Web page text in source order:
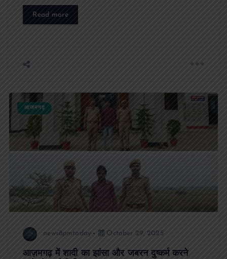
Read more
आजमगढ़
news8pmtoday October 29, 2025
आज़मगढ़ में शादी का झांसा और जबरन दुष्कर्म करने